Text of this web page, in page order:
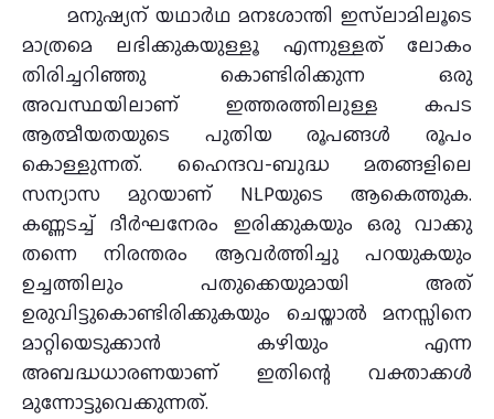
മനുഷ്യന് യഥാര്‍ഥ മനഃശാന്തി ഇസ്‌ലാമിലൂടെ
മാത്രമെ ലഭിക്കുകയുള്ളൂ എന്നുള്ളത് ലോകം
തിരിച്ചറിഞ്ഞു കൊണ്ടിരിക്കുന്ന ഒരു
അവസ്ഥയിലാണ് ഇത്തരത്തിലുള്ള കപട
ആത്മീയതയുടെ പുതിയ രൂപങ്ങള്‍ രൂപം
കൊള്ളുന്നത്. ഹൈന്ദവ-ബുദ്ധ മതങ്ങളിലെ
സന്യാസ മുറയാണ് NLPയുടെ ആകെത്തുക.
കണ്ണടച്ച് ദീര്‍ഘനേരം ഇരിക്കുകയും ഒരു വാക്കു
തന്നെ നിരന്തരം ആവര്‍ത്തിച്ചു പറയുകയും
ഉച്ചത്തിലും പതുക്കെയുമായി അത്
ഉരുവിട്ടുകൊണ്ടിരിക്കുകയും ചെയ്താല്‍ മനസ്സിനെ
മാറ്റിയെടുക്കാന്‍ കഴിയും എന്ന
അബദ്ധധാരണയാണ് ഇതിന്റെ വക്താക്കള്‍
മുന്നോട്ടുവെക്കുന്നത്.